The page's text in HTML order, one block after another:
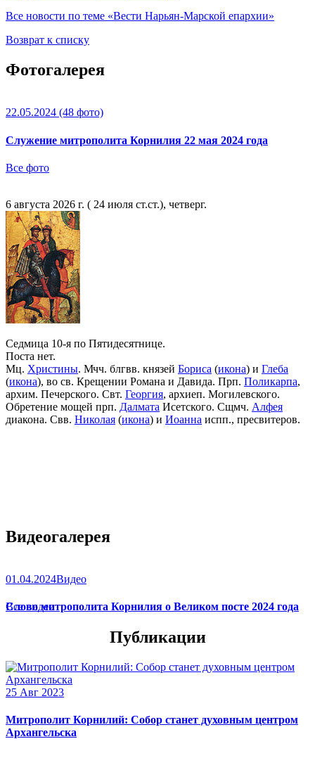
Все новости по теме «Вести Нарьян-Марской епархии»
Возврат к списку
Фотогалерея
22.05.2024 (48 фото)
Служение митрополита Корнилия 22 мая 2024 года
Все фото
6 августа 2026 г. ( 24 июля ст.ст.), четверг.
Седмица 10-я по Пятидесятнице.
Поста нет.
Мц. Христины. Мчч. блгвв. князей Бориса (икона) и Глеба
(икона), во св. Крещении Романа и Давида. Прп. Поликарпа,
архим. Печерского. Свт. Георгия, архиеп. Могилевского.
Обретение мощей прп. Далмата Исетского. Сщмч. Алфея
диакона. Свв. Николая (икона) и Иоанна испп., пресвитеров.
Видеогалерея
01.04.2024Видео
Слово митрополита Корнилия о Великом посте 2024 года
Все видео
Публикации
25 Авг 2023
Митрополит Корнилий: Собор станет духовным центром
Архангельска